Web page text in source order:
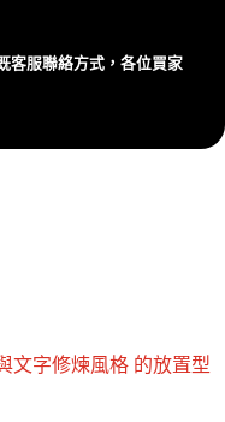
客服聯絡⽅式，各位買家
文字修煉風格 的放置型